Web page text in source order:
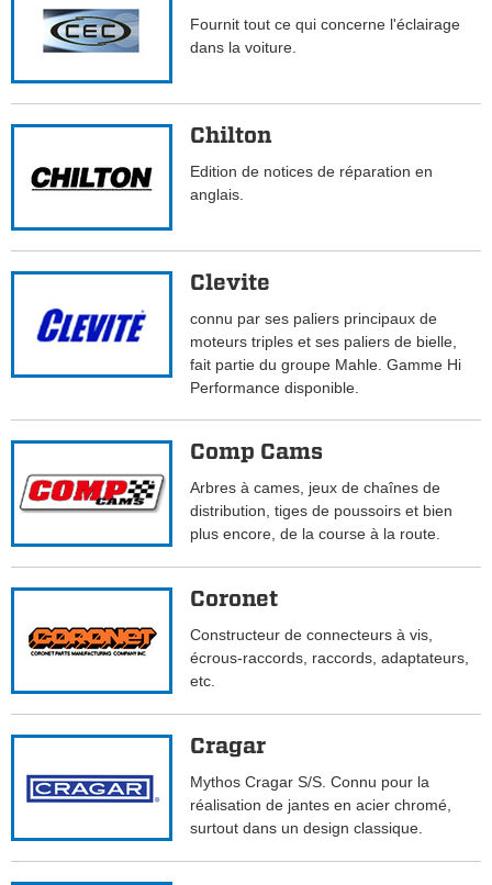
Fournit tout ce qui concerne l'éclairage
dans la voiture.
Chilton
Edition de notices de réparation en
anglais.
Clevite
connu par ses paliers principaux de
moteurs triples et ses paliers de bielle,
fait partie du groupe Mahle. Gamme Hi
Performance disponible.
Comp Cams
Arbres à cames, jeux de chaînes de
distribution, tiges de poussoirs et bien
plus encore, de la course à la route.
Coronet
Constructeur de connecteurs à vis,
écrous-raccords, raccords, adaptateurs,
etc.
Cragar
Mythos Cragar S/S. Connu pour la
réalisation de jantes en acier chromé,
surtout dans un design classique.